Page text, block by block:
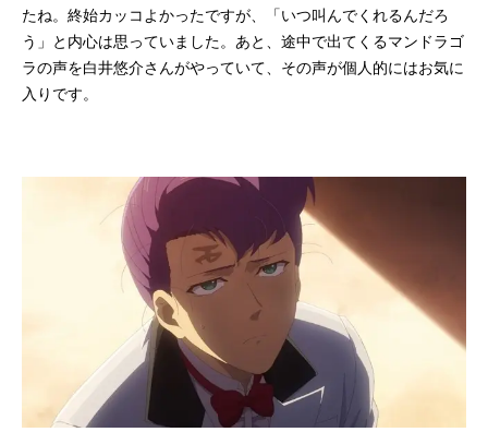
たね。終始カッコよかったですが、「いつ叫んでくれるんだろ
う」と内心は思っていました。あと、途中で出てくるマンドラゴ
ラの声を白井悠介さんがやっていて、その声が個人的にはお気に
入りです。